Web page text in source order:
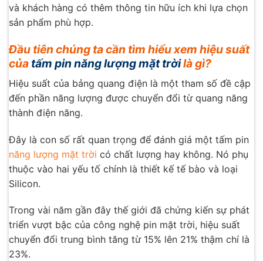
và khách hàng có thêm thông tin hữu ích khi lựa chọn
sản phẩm phù hợp.
Đầu tiên chúng ta cần tìm hiểu xem hiệu suất
của tấm pin năng lượng mặt trờilà gì?
Hiệu suất của bảng quang điện là một tham số đề cập
đến phần năng lượng được chuyển đổi từ quang năng
thành điện năng.
Đây là con số rất quan trọng để đánh giá một tấm pin
năng lượng mặt trời có chất lượng hay không. Nó phụ
thuộc vào hai yếu tố chính là thiết kế tế bào và loại
Silicon.
Trong vài năm gần đây thế giới đã chứng kiến ​​sự phát
triển vượt bậc của công nghệ pin mặt trời, hiệu suất
chuyển đổi trung bình tăng từ 15% lên 21% thậm chí là
23%.